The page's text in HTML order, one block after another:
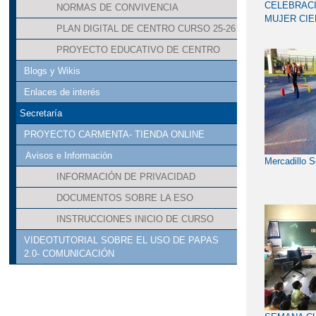
NORMAS DE CONVIVENCIA
PLAN DIGITAL DE CENTRO CURSO 25-26
PROYECTO EDUCATIVO DE CENTRO
Blogs y Wikis
Enlaces de interés
Secretaría
PROYECTO CARMENTA- TIENDA ONLINE
Avisos e Información
INFORMACIÓN DE PRIVACIDAD
DOCUMENTOS SOBRE LA ESO
INSTRUCCIONES INICIO DE CURSO
VIDEOTUTORIAL SOBRE EL USO DE PAPAS
2.0- COMUNICACIÓN
MUJER
Mercadillo